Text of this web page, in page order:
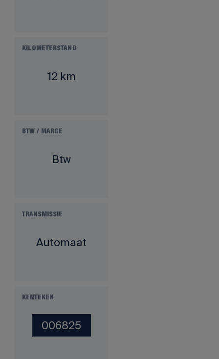
KILOMETERSTAND
12 km
BTW / MARGE
Btw
TRANSMISSIE
Automaat
KENTEKEN
006825